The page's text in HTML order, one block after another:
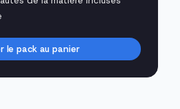
le pack au panier